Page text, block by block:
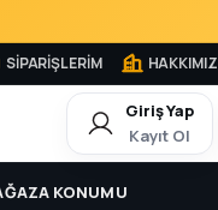
SİPARİŞLERİM
Giriş Yap
Kayıt Ol
KONUMU